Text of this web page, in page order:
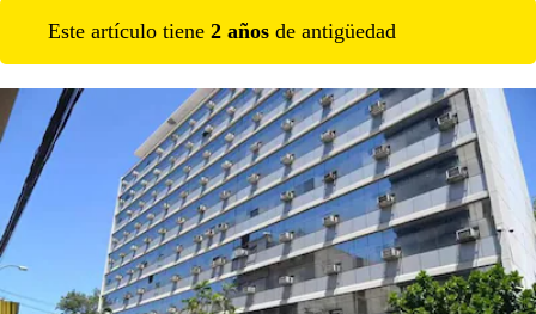
Este artículo tiene 2 años de antigüedad